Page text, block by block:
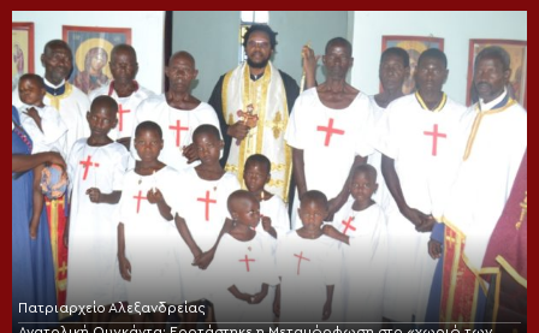
Πατριαρχείο Αλεξανδρείας